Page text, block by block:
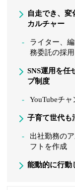
自走でき、変
カルチャー
ライター、
務委託の採
SNS運用を任
プ制度
YouTubeチ
子育て世代も
出社勤務の
フトを作成
能動的に行動